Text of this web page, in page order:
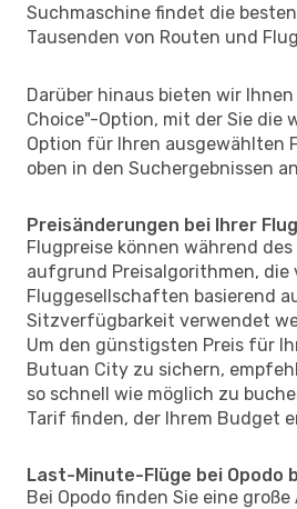
Suchmaschine findet die
Tausenden von Routen und
Darüber hinaus bieten wir
Choice"-Option, mit der Sie die
Option für Ihren ausgewählten
oben in den Suchergebnissen
Preisänderungen bei Ihrer
Flugpreise können während
aufgrund Preisalgorithmen, die
Fluggesellschaften basierend
Sitzverfügbarkeit verwendet
Um den günstigsten Preis für
Butuan City zu sichern,
so schnell wie möglich zu
Tarif finden, der Ihrem Budget
Last-Minute-Flüge bei Opodo
Bei Opodo finden Sie eine